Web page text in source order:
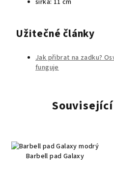
šířka: 11 cm
Užitečné články
Jak přibrat na zadku?
funguje
Barbell pad Galaxy